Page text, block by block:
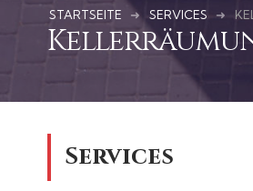
STARTSEITE SERVICES
Services